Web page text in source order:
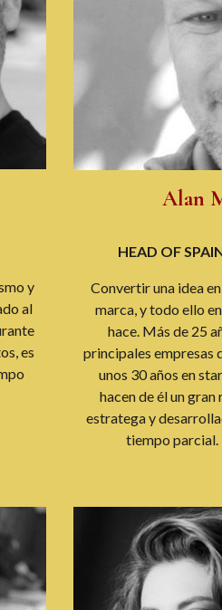
y
al
es
Alan
HEAD OF
Convertir una idea
marca, y todo ello
hace. Más de 25
principales empresas
unos 30 años en
hacen de él un
estratega y
tiempo parcial.